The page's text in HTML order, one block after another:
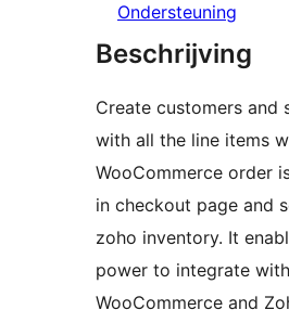
Ondersteuning
Beschrijving
Create customers and
with all the line items
WooCommerce order
in checkout page and
zoho inventory. It
power to integrate with
WooCommerce and